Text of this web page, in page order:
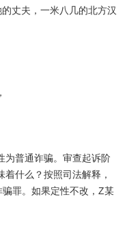
丈夫，一米八几的北方汉
普通诈骗。审查起诉阶
什么？按照司法解释，
骗罪。如果定性不改，Z某